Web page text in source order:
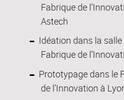
Fabrique de
Astech
Idéation dans la
Fabrique de
Prototypage dans le
de l’Innovation à